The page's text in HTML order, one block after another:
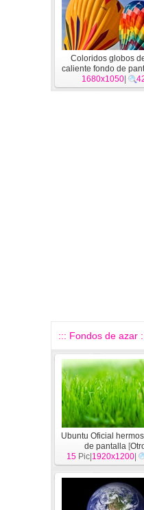
Coloridos globos
caliente fondo de
#1
1680x1050
::: Fondos de azar
Ubuntu Oficial
de pantalla [
15 Pic| 1920x1200